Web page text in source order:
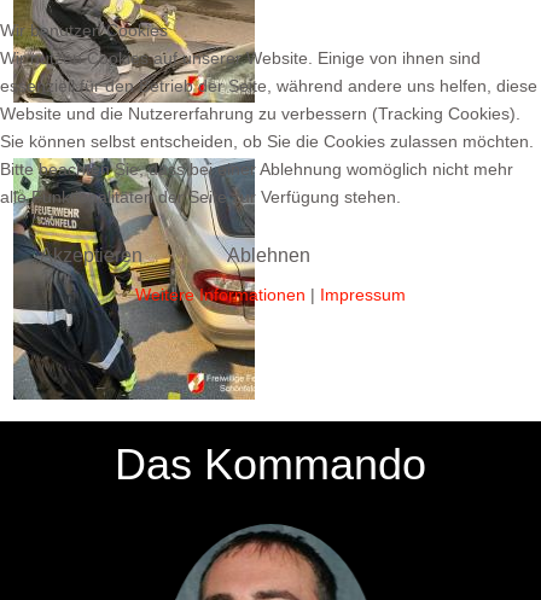
Das Kommando
Wir benutzen Cookies
Wir nutzen Cookies auf unserer Website. Einige von ihnen sind
essenziell für den Betrieb der Seite, während andere uns helfen, diese
Website und die Nutzererfahrung zu verbessern (Tracking Cookies).
Sie können selbst entscheiden, ob Sie die Cookies zulassen möchten.
Bitte beachten Sie, dass bei einer Ablehnung womöglich nicht mehr
alle Funktionalitäten der Seite zur Verfügung stehen.
Akzeptieren Ablehnen
Weitere Informationen | Impressum